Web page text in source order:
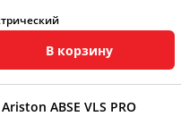
В корзину
ABSE VLS PRO